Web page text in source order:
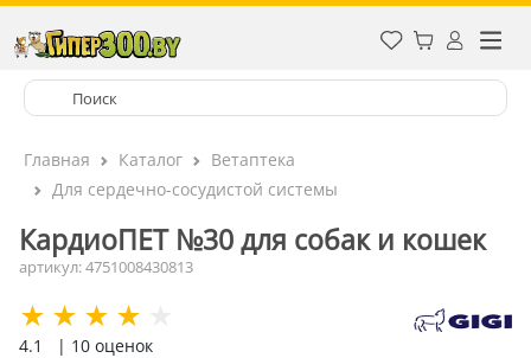
Главная Каталог
Ветаптека
Для сердечно-сосудистой системы
КардиоПЕТ №30 для собак и кошек
артикул: 4751008430813
4.1 | 10 оценок